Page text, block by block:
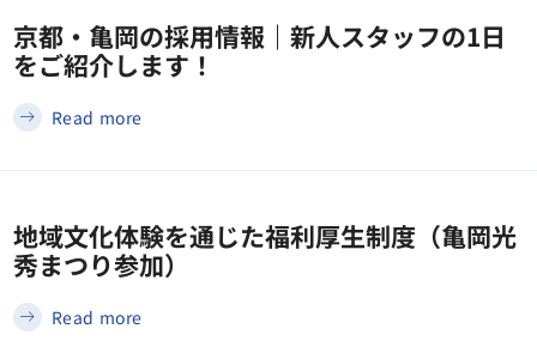
京都・亀岡の採用情報｜新人スタッフの1日
をご紹介します！
Read more
地域文化体験を通じた福利厚生制度（亀岡光
秀まつり参加）
Read more